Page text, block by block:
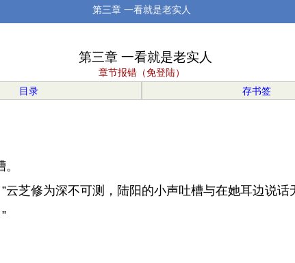
第三章 一看就是老实人
第三章 一看就是老实人
章节报错（免登陆）
目录 存书签
芝修为深不可测，陆阳的小声吐槽与在她耳边说话